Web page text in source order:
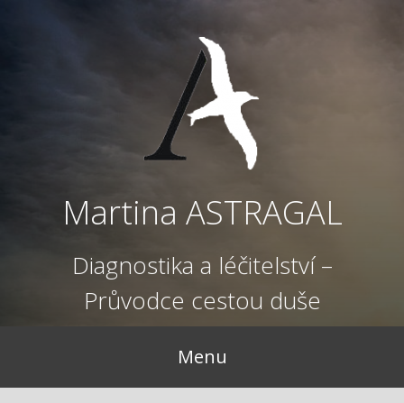
Martina ASTRAGAL
Diagnostika a léčitelství –
Průvodce cestou duše
Menu